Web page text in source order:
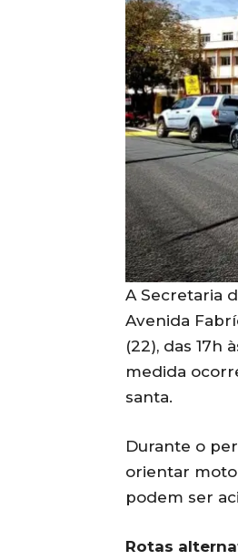
A Secretaria
Avenida
(22), das 17h
medida
santa.
Durante o
orientar
podem ser
Rotas